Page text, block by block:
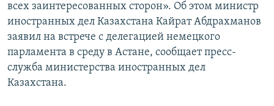
всех заинтересованных сторон». Об этом министр
иностранных дел Казахстана Кайрат Абдрахманов
заявил на встрече с делегацией немецкого
парламента в среду в Астане, сообщает пресс-
служба министерства иностранных дел
Казахстана.